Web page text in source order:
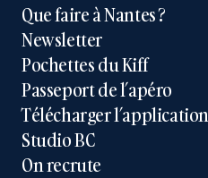
Que faire à Nantes ?
Newsletter
Pochettes du Kiff
Passeport de l’apéro
Télécharger l’application
Studio BC
On recrute